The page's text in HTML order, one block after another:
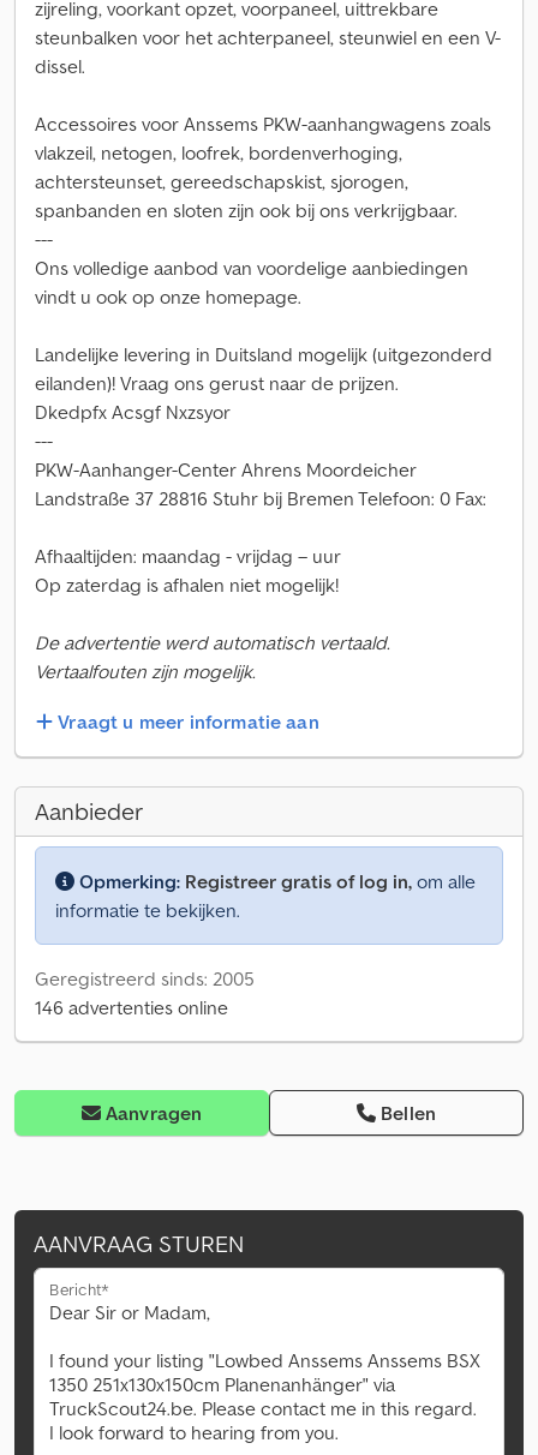
zijreling, voorkant opzet, voorpaneel, uittrekbare
steunbalken voor het achterpaneel, steunwiel en een V-
dissel.
Accessoires voor Anssems PKW-aanhangwagens zoals
vlakzeil, netogen, loofrek, bordenverhoging,
achtersteunset, gereedschapskist, sjorogen,
spanbanden en sloten zijn ook bij ons verkrijgbaar.
---
Ons volledige aanbod van voordelige aanbiedingen
vindt u ook op onze homepage.
Landelijke levering in Duitsland mogelijk (uitgezonderd
eilanden)! Vraag ons gerust naar de prijzen.
Dkedpfx Acsgf Nxzsyor
---
PKW-Aanhanger-Center Ahrens Moordeicher
Landstraße 37 28816 Stuhr bij Bremen Telefoon: 0 Fax:
Afhaaltijden: maandag - vrijdag – uur
Op zaterdag is afhalen niet mogelijk!
De advertentie werd automatisch vertaald.
Vertaalfouten zijn mogelijk.
Vraagt u meer informatie aan
Aanbieder
Opmerking: Registreer gratis of log in, om alle
informatie te bekijken.
Geregistreerd sinds: 2005
146 advertenties online
Aanvragen Bellen
AANVRAAG STUREN
Bericht*